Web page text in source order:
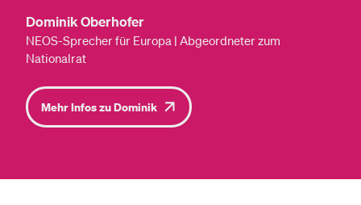
Dominik Oberhofer
NEOS-Sprecher für Europa | Abgeordneter zum
Nationalrat
Mehr Infos zu Dominik